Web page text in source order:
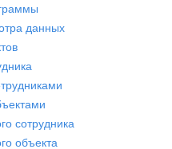
данных
сотрудника
объекта